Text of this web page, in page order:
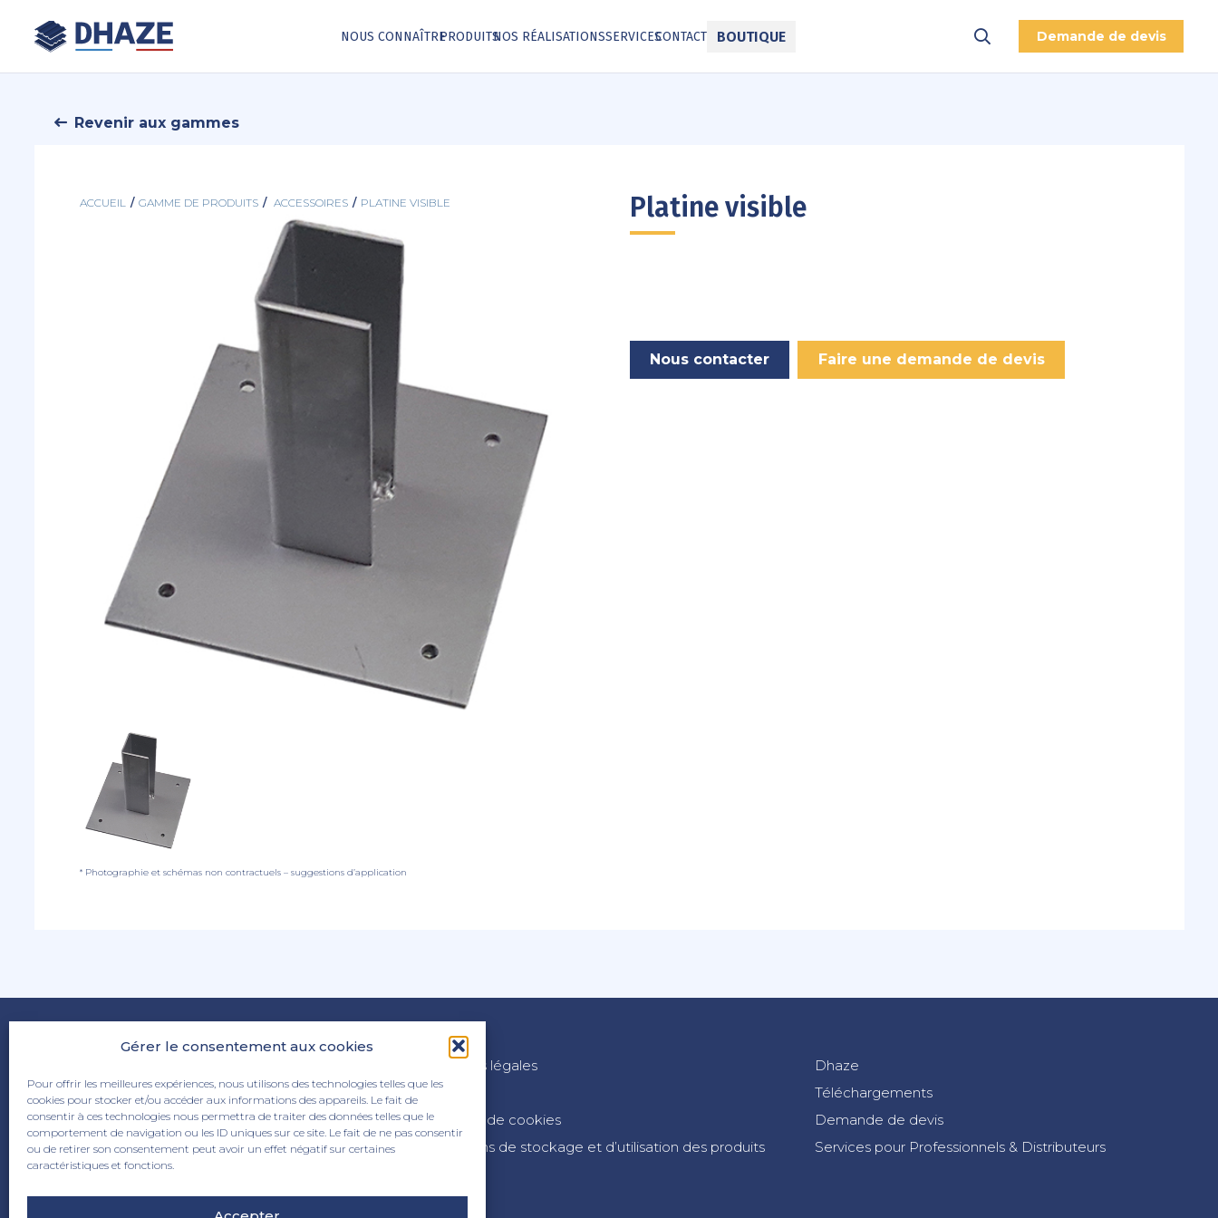
Gérer le consentement aux cookies
Pour offrir les meilleures expériences, nous utilisons des technologies telles que les
cookies pour stocker et/ou accéder aux informations des appareils. Le fait de
consentir à ces technologies nous permettra de traiter des données telles que le
comportement de navigation ou les ID uniques sur ce site. Le fait de ne pas consentir
ou de retirer son consentement peut avoir un effet négatif sur certaines
caractéristiques et fonctions.
NOUS CONNAÎTREPRODUITSNOS RÉALISATIONSSERVICESCONTACT BOUTIQUE Demande de devis
Revenir aux gammes
ACCUEIL / GAMME DE PRODUITS / ACCESSOIRES / PLATINE VISIBLE
* Photographie et schémas non contractuels – suggestions d’application
Platine visible
Nous contacter Faire une demande de devis
6 rue de la Papinerie 59115 Leers
Mentions légales
CGV
Politique de cookies
Conditions de stockage et d’utilisation des produits
Dhaze
Téléchargements
Demande de devis
Services pour Professionnels & Distributeurs